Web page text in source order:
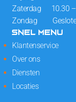
Zaterdag 10.30 –
Zondag
SNEL MENU
Klantenservice
Over ons
Diensten
Locaties